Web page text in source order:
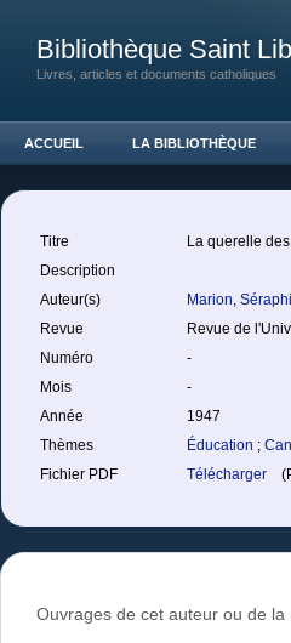
Bibliothèque Saint
Livres, articles et documents catholiques
ACCUEIL LA BIBLIOTHÈQUE
Titre
La querelle
Description
Auteur(s)
Marion,
Revue
Revue de
Numéro
-
Mois
-
Année
1947
Thèmes
Éducation ;
Fichier PDF
Télécharger
Ouvrages de cet auteur ou de la